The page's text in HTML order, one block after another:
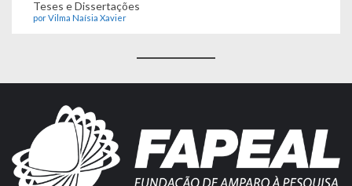
Teses e Dissertações
por Vilma Naísia Xavier